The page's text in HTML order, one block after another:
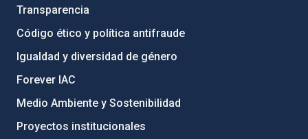
Transparencia
Código ético y política antifraude
Igualdad y diversidad de género
Forever IAC
Medio Ambiente y Sostenibilidad
Proyectos institucionales